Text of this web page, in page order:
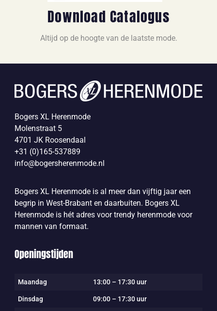
Download Catalogus
Altijd op de hoogte van de laatste mode.
Bogers XL Herenmode
Molenstraat 5
4701 JK Roosendaal
+31 (0)165-537889
info@bogersherenmode.nl
Bogers XL Herenmode is al meer dan vijftig jaar een
begrip in West-Brabant en daarbuiten. Bogers XL
Herenmode is hét adres voor trendy herenmode voor
mannen van formaat.
Openingstijden
Maandag 13:00 – 17:30 uur
Dinsdag 09:00 – 17:30 uur